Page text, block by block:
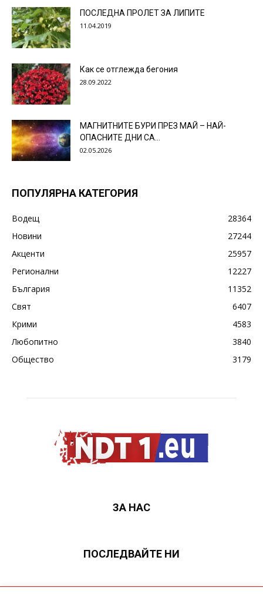
ПОСЛЕДНА ПРОЛЕТ ЗА ЛИПИТЕ
11.04.2019
Как се отглежда бегония
28.09.2022
МАГНИТНИТЕ БУРИ ПРЕЗ МАЙ – НАЙ-
ОПАСНИТЕ ДНИ СА…
02.05.2026
ПОПУЛЯРНА КАТЕГОРИЯ
Водещ
28364
Новини
27244
Акценти
25957
Регионални
12227
България
11352
Свят
6407
Крими
4583
Любопитно
3840
Общество
3179
ЗА НАС
ПОСЛЕДВАЙТЕ НИ